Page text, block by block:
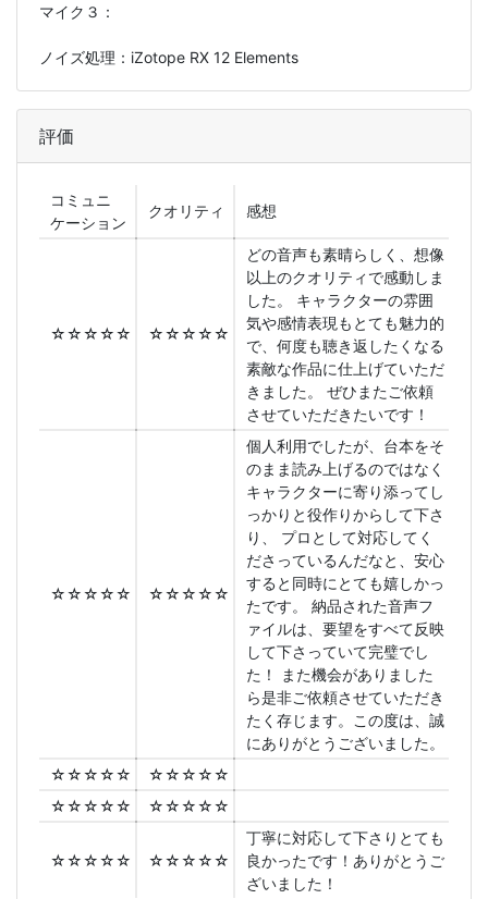
マイク３：
ノイズ処理：iZotope RX 12 Elements
評価
コミュニ
ケーション
クオリティ 感想
☆☆☆☆☆ ☆☆☆☆☆
どの音声も素晴らしく、想像
以上のクオリティで感動しま
した。 キャラクターの雰囲
気や感情表現もとても魅力的
で、何度も聴き返したくなる
素敵な作品に仕上げていただ
きました。 ぜひまたご依頼
させていただきたいです！
☆☆☆☆☆ ☆☆☆☆☆
個人利用でしたが、台本をそ
のまま読み上げるのではなく
キャラクターに寄り添ってし
っかりと役作りからして下さ
り、 プロとして対応してく
ださっているんだなと、安心
すると同時にとても嬉しかっ
たです。 納品された音声フ
ァイルは、要望をすべて反映
して下さっていて完璧でし
た！ また機会がありました
ら是非ご依頼させていただき
たく存じます。この度は、誠
にありがとうございました。
☆☆☆☆☆
☆☆☆☆☆
☆☆☆☆☆
☆☆☆☆☆
☆☆☆☆☆ ☆☆☆☆☆
丁寧に対応して下さりとても
良かったです！ありがとうご
ざいました！